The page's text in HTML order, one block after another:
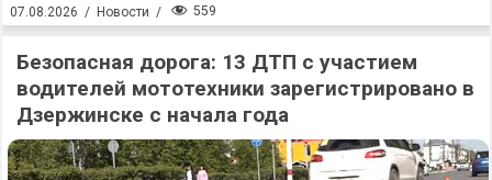
07.08.2026 / Новости / 559
Безопасная дорога: 13 ДТП с участием
водителей мототехники зарегистрировано в
Дзержинске с начала года